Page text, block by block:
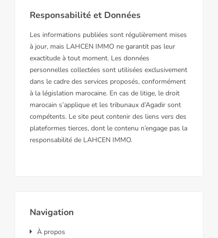
Responsabilité et Données
Les informations publiées sont régulièrement mises
à jour, mais LAHCEN IMMO ne garantit pas leur
exactitude à tout moment. Les données
personnelles collectées sont utilisées exclusivement
dans le cadre des services proposés, conformément
à la législation marocaine. En cas de litige, le droit
marocain s’applique et les tribunaux d’Agadir sont
compétents. Le site peut contenir des liens vers des
plateformes tierces, dont le contenu n’engage pas la
responsabilité de LAHCEN IMMO.
Navigation
À propos